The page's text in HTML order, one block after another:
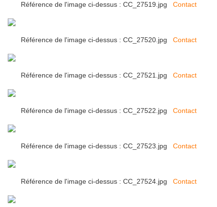
Référence de l'image ci-dessus : CC_27519.jpg Contact
Référence de l'image ci-dessus : CC_27520.jpg Contact
Référence de l'image ci-dessus : CC_27521.jpg Contact
Référence de l'image ci-dessus : CC_27522.jpg Contact
Référence de l'image ci-dessus : CC_27523.jpg Contact
Référence de l'image ci-dessus : CC_27524.jpg Contact